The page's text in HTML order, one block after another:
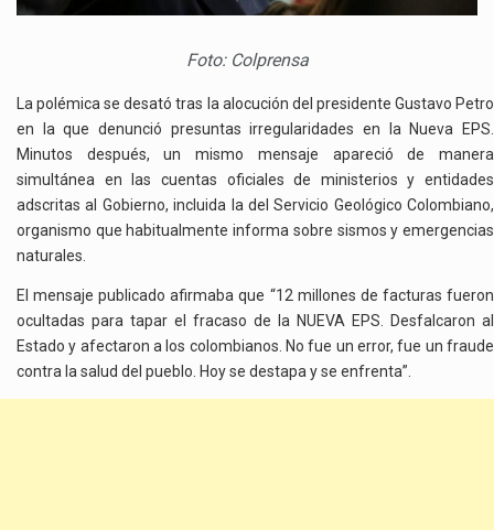
MENSAJES
Foto: Colprensa
La polémica se desató tras la alocución del presidente Gustavo Petro
en la que denunció presuntas irregularidades en la Nueva EPS.
Minutos después, un mismo mensaje apareció de manera
simultánea en las cuentas oficiales de ministerios y entidades
adscritas al Gobierno, incluida la del Servicio Geológico Colombiano,
organismo que habitualmente informa sobre sismos y emergencias
naturales.
El mensaje publicado afirmaba que “12 millones de facturas fueron
ocultadas para tapar el fracaso de la NUEVA EPS. Desfalcaron al
Estado y afectaron a los colombianos. No fue un error, fue un fraude
contra la salud del pueblo. Hoy se destapa y se enfrenta”.